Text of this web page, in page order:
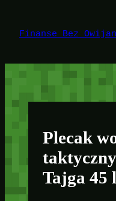
treści
Finanse Bez
Plecak
Tajga 45